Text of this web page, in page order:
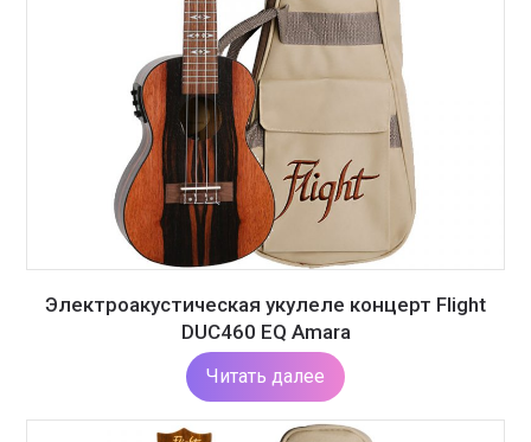
Электроакустическая укулеле концерт Flight
DUC460 EQ Amara
Читать далее